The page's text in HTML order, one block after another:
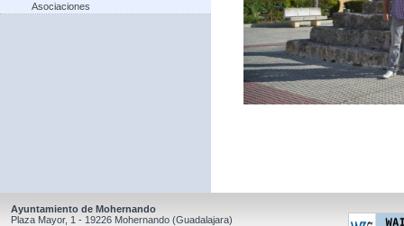
Asociaciones
Ayuntamiento de Mohernando
Plaza Mayor, 1 - 19226 Mohernando (Guadalajara)